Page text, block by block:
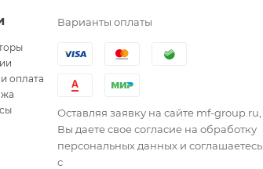
оплата
Варианты оплаты
Оставляя заявку на сайте mf-group.ru,
Вы даете свое согласие на обработку
персональных данных и соглашаетесь
с